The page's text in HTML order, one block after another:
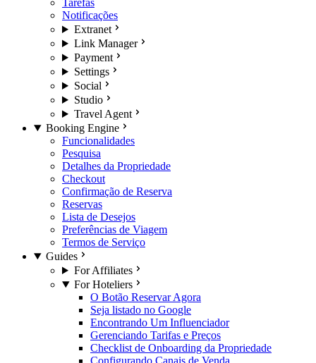
Tarefas
Notificações
Extranet
Link Manager
Payment
Settings
Social
Studio
Travel Agent
Booking Engine
Funcionalidades
Pesquisa
Detalhes da Propriedade
Checkout
Confirmação de Reserva
Reservas
Lista de Desejos
Preferências de Viagem
Termos de Serviço
Guides
For Affiliates
For Hoteliers
O Botão Reservar Agora
Seja listado no Google
Encontrando Um Influenciador
Gerenciando Tarifas e Preços
Checklist de Onboarding da Propriedade
Configurando Canais de Venda